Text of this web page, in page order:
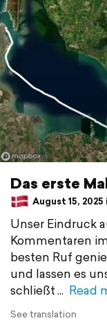
Das erste
August 15, 2025
Unser Eindruck
Kommentaren
besten Ruf
und lassen es
schließt
Read
See translation